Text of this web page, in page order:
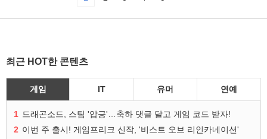
최근 HOT한 콘텐츠
게임 IT 유머 연예
1 드래곤소드, 스팀 '압긍'…축하 댓글 달고 게임 코드 받자!
2 이번 주 출시! 게임프리크 신작, '비스트 오브 리인카네이션'